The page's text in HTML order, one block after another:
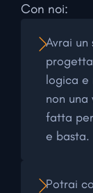
Con noi:
Avrai un
logica e
non una
fatta
e basta.
Potrai